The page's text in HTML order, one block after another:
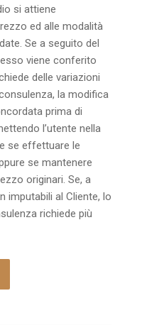
si attiene
ed alle modalità
Se a seguito del
viene conferito
delle variazioni
la modifica
prima di
l’utente nella
se effettuare le
se mantenere
originari. Se, a
imputabili al Cliente, lo
richiede più